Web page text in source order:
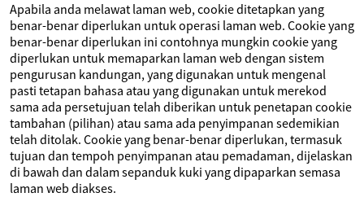
Apabila anda melawat laman web, cookie ditetapkan yang
benar-benar diperlukan untuk operasi laman web. Cookie yang
benar-benar diperlukan ini contohnya mungkin cookie yang
diperlukan untuk memaparkan laman web dengan sistem
pengurusan kandungan, yang digunakan untuk mengenal
pasti tetapan bahasa atau yang digunakan untuk merekod
sama ada persetujuan telah diberikan untuk penetapan cookie
tambahan (pilihan) atau sama ada penyimpanan sedemikian
telah ditolak. Cookie yang benar-benar diperlukan, termasuk
tujuan dan tempoh penyimpanan atau pemadaman, dijelaskan
di bawah dan dalam sepanduk kuki yang dipaparkan semasa
laman web diakses.